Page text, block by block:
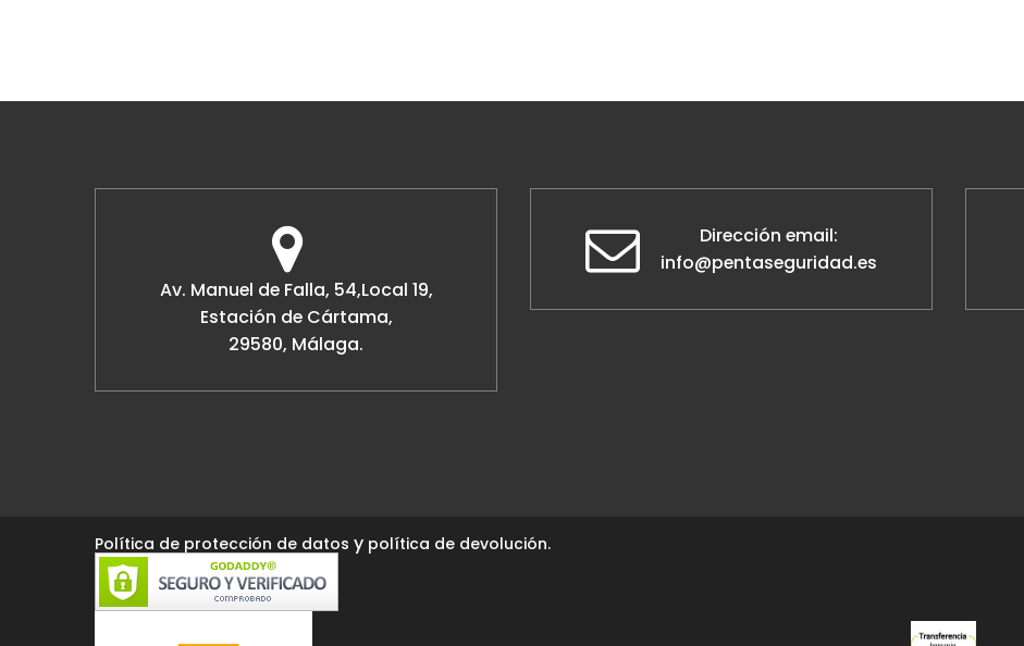
Av. Manuel de Falla, 54,Local 19,
Estación de Cártama,
29580, Málaga.
Dirección email:
info@pentaseguridad.es
Política de protección de datos y política de devolución.